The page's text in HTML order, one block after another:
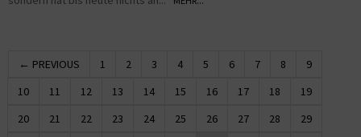
← PREVIOUS 1 2 3 4 5 6 7 8
9
10
11 12 13 14 15 16 17 18
19
20
21 22 23 24 25 26 27 28
29